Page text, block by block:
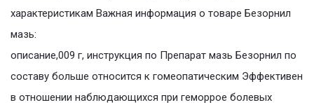
характеристикам Важная информация о товаре Безорнил
мазь:
описание,009 г, инструкция по Препарат мазь Безорнил по
составу больше относится к гомеопатическим Эффективен
в отношении наблюдающихся при геморрое болевых